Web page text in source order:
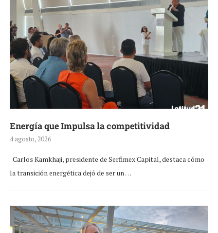
Energía que Impulsa la competitividad
4 agosto, 2026
Carlos Kamkhaji, presidente de Serfimex Capital, destaca cómo
la transición energética dejó de ser un …